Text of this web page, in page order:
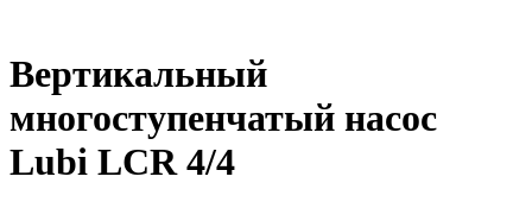
Вертикальный
многоступенчатый насос
Lubi LCR 4/4